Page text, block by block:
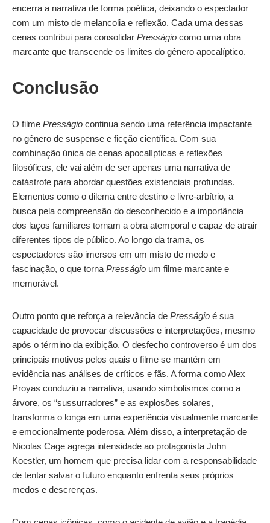
encerra a narrativa de forma poética, deixando o espectador
com um misto de melancolia e reflexão. Cada uma dessas
cenas contribui para consolidar Presságio como uma obra
marcante que transcende os limites do gênero apocalíptico.
Conclusão
O filme Presságio continua sendo uma referência impactante
no gênero de suspense e ficção científica. Com sua
combinação única de cenas apocalípticas e reflexões
filosóficas, ele vai além de ser apenas uma narrativa de
catástrofe para abordar questões existenciais profundas.
Elementos como o dilema entre destino e livre-arbítrio, a
busca pela compreensão do desconhecido e a importância
dos laços familiares tornam a obra atemporal e capaz de atrair
diferentes tipos de público. Ao longo da trama, os
espectadores são imersos em um misto de medo e
fascinação, o que torna Presságio um filme marcante e
memorável.
Outro ponto que reforça a relevância de Presságio é sua
capacidade de provocar discussões e interpretações, mesmo
após o término da exibição. O desfecho controverso é um dos
principais motivos pelos quais o filme se mantém em
evidência nas análises de críticos e fãs. A forma como Alex
Proyas conduziu a narrativa, usando simbolismos como a
árvore, os “sussurradores” e as explosões solares,
transforma o longa em uma experiência visualmente marcante
e emocionalmente poderosa. Além disso, a interpretação de
Nicolas Cage agrega intensidade ao protagonista John
Koestler, um homem que precisa lidar com a responsabilidade
de tentar salvar o futuro enquanto enfrenta seus próprios
medos e descrenças.